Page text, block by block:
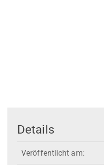
Details
Veröffentlicht am: